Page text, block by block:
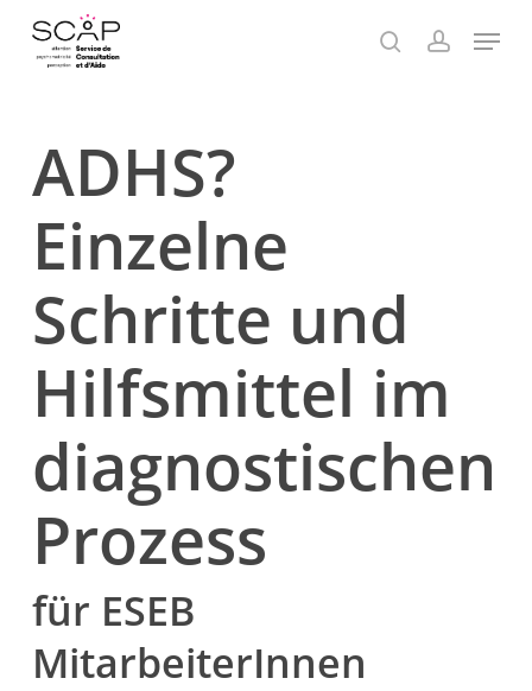
Skip
searchaccount
Menu
ADHS?
Einzelne
Schritte und
Hilfsmittel im
diagnostischen
Prozess
für ESEB
MitarbeiterInnen